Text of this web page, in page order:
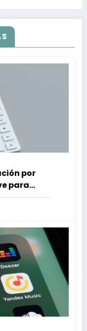
por
para